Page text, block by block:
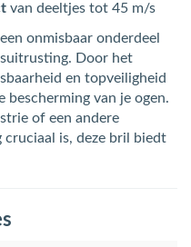
van deeltjes tot 45 m/s
onmisbaar onderdeel
Door het
en topveiligheid
bescherming van je ogen.
of een andere
cruciaal is, deze bril biedt